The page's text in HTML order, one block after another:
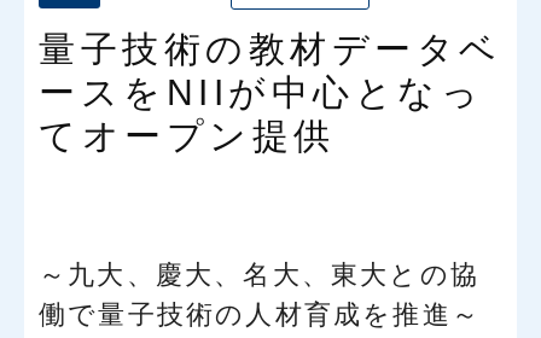
量子技術の教材データベ
ースをNIIが中心となっ
てオープン提供
～九大、慶大、名大、東大との協
働で量子技術の人材育成を推進～